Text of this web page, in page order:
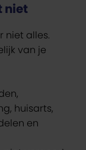
niet
niet alles.
van je
huisarts,
en